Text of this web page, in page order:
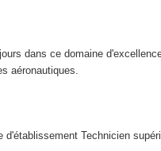
dans ce domaine
aéronautiques.
d'établissement Technicien